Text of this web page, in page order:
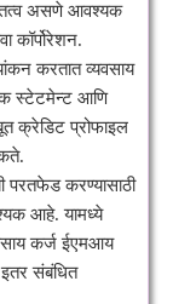
असणे आवश्यक
कॉर्पोरेशन.
करतात व्यवसाय
स्टेटमेन्ट आणि
क्रेडिट प्रोफाइल
परतफेड करण्यासाठी
आहे. यामध्ये
कर्ज ईएमआय
इतर संबंधित